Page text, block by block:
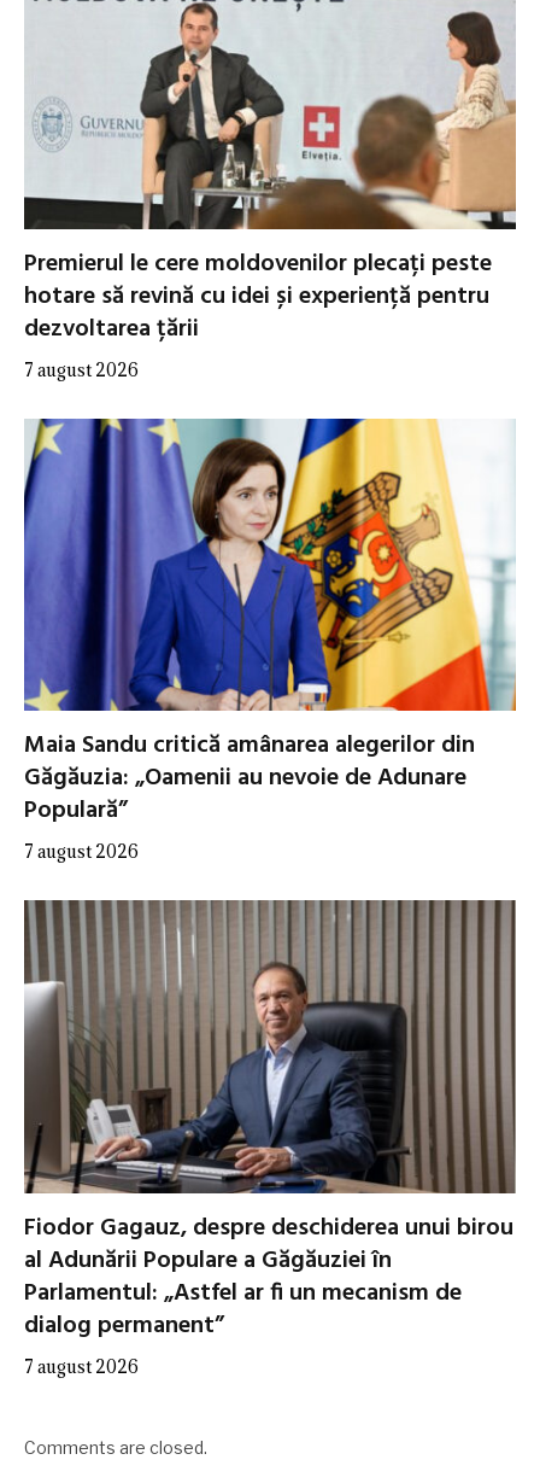
Premierul le cere moldovenilor plecați peste
hotare să revină cu idei și experiență pentru
dezvoltarea țării
7 august 2026
Maia Sandu critică amânarea alegerilor din
Găgăuzia: „Oamenii au nevoie de Adunare
Populară”
7 august 2026
Fiodor Gagauz, despre deschiderea unui birou
al Adunării Populare a Găgăuziei în
Parlamentul: „Astfel ar fi un mecanism de
dialog permanent”
7 august 2026
Comments are closed.